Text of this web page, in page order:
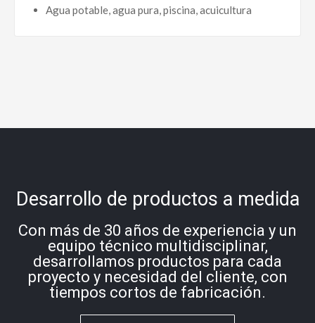
Agua potable, agua pura, piscina, acuicultura
Desarrollo de productos a medida
Con más de 30 años de experiencia y un
equipo técnico multidisciplinar,
desarrollamos productos para cada
proyecto y necesidad del cliente, con
tiempos cortos de fabricación.